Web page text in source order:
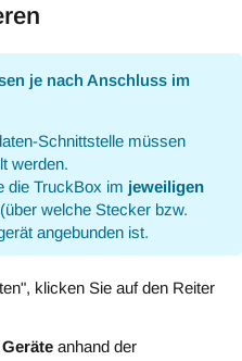
je nach Anschluss im
Schnittstelle müssen
werden.
die TruckBox im jeweiligen
welche Stecker bzw.
angebunden ist.
klicken Sie auf den Reiter
anhand der